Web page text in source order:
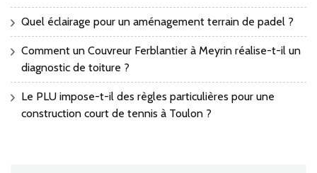
Quel éclairage pour un aménagement terrain de padel ?
Comment un Couvreur Ferblantier à Meyrin réalise-t-il un
diagnostic de toiture ?
Le PLU impose-t-il des règles particulières pour une
construction court de tennis à Toulon ?